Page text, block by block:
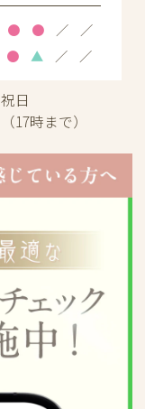
● ● ／ ／
● ▲ ／ ／
日
17時まで）